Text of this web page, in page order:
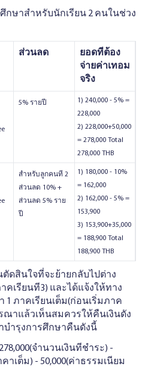
กษาสําหรับนักเรียน 2 คนในช่วง
ส่วนลด
ยอดทีต้อง
จ่ายค่าเทอม
จริง
5% รายปี
1) 240,000 - 5% =
228,000
2) 228,000+50,000
= 278,000 Total
278,000 THB
สําหรับลูกคนที 2
ส่วนลด 10% +
ส่วนลด 5% ราย
ปี
1) 180,000 - 10%
= 162,000
2) 162,000 - 5% =
153,900
3) 153,900+35,000
= 188,900 Total
188,900 THB
ดสินใจที่จะย้ายกลับไปต่าง
คเรียนที3) และได้แจ้งให้ทาง
1 ภาคเรียนเต็ม(ก่อนเริ่มภาค
ณาแล้วเห็นสมควรให้คืนเงินดัง
ารุงการศึกษาคืนดังนี้
จํานวนเงินทีชําระ) -
าเต็ม) - 50,000(ค่าธรรมเนียม